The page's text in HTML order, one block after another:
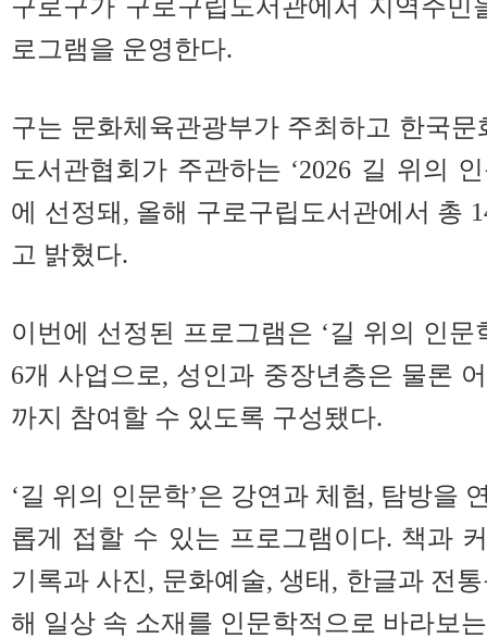
구로구가 구로구립도서관에서 지역주
로그램을 운영한다.
구는 문화체육관광부가 주최하고 한국
도서관협회가 주관하는 ‘2026 길 위의
에 선정돼, 올해 구로구립도서관에서 총
고 밝혔다.
이번에 선정된 프로그램은 ‘길 위의 인문
6개 사업으로, 성인과 중장년층은 물론
까지 참여할 수 있도록 구성됐다.
‘길 위의 인문학’은 강연과 체험, 탐방을
롭게 접할 수 있는 프로그램이다. 책과
기록과 사진, 문화예술, 생태, 한글과 전
해 일상 속 소재를 인문학적으로 바라보